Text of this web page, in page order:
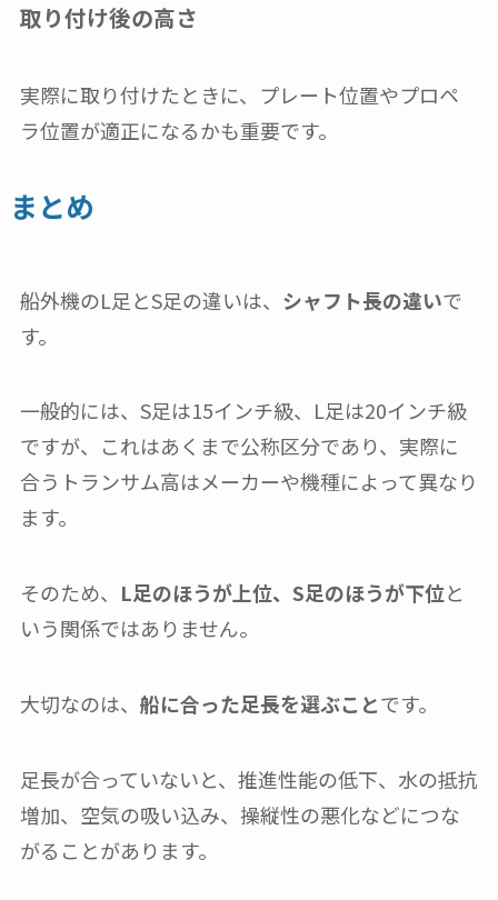
取り付け後の高さ
実際に取り付けたときに、プレート位置やプロペ
ラ位置が適正になるかも重要です。
まとめ
船外機のL足とS足の違いは、 シャフト長の違いで
す。
一般的には、S足は15インチ級、L足は20インチ級
ですが、これはあくまで公称区分であり、実際に
合うトランサム高はメーカーや機種によって異なり
ます。
そのため、 L足のほうが上位、S足のほうが下位と
いう関係ではありません。
大切なのは、 船に合った足長を選ぶことです。
足長が合っていないと、推進性能の低下、水の抵抗
増加、空気の吸い込み、操縦性の悪化などにつな
がることがあります。